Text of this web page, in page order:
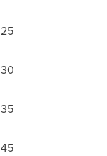
25
30
35
45